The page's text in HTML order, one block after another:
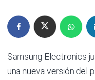
Samsung Electronics
una nueva versión del